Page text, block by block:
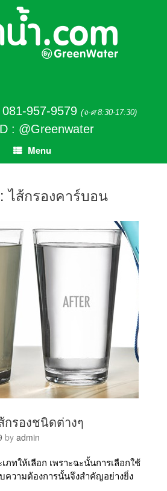
081-957-9579 (จ-ศ 8:30-17:30)
: @Greenwater
Menu
ไส้กรองคาร์บอน
รองชนิดต่างๆ
by admin
ภทให้เลือก เพราะฉะนั้นการเลือกใช้
ความต้องการนั้นจึงสำคัญอย่างยิ่ง